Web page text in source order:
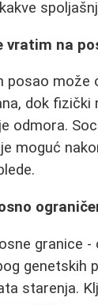
vratim na
posao može
dok fizički
odmora.
moguć
granice -
genetskih
starenja.